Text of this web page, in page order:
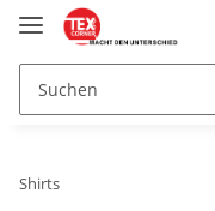
Shirts